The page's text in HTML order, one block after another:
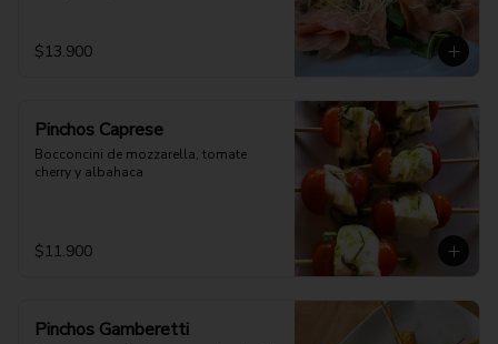
$13.900
Pinchos Caprese
Bocconcini de mozzarella, tomate
cherry y albahaca
$11.900
Pinchos Gamberetti